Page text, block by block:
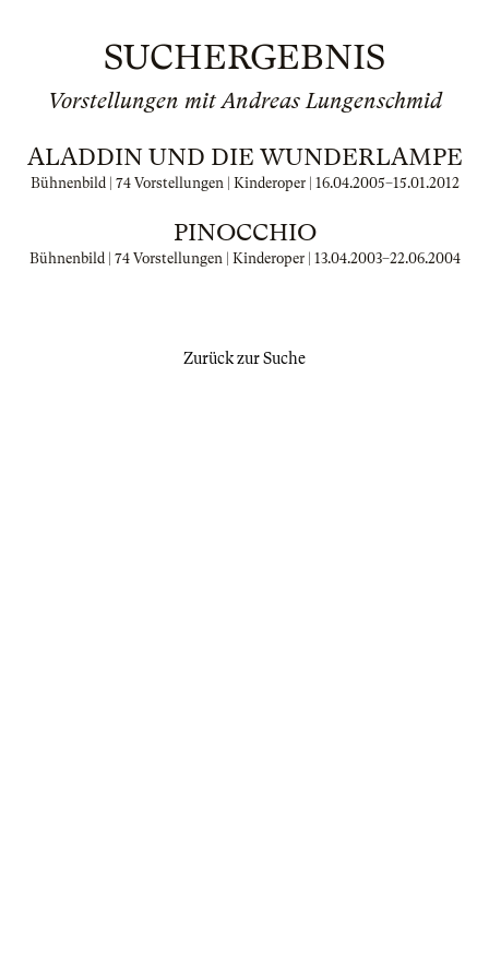
SUCHERGEBNIS
Vorstellungen mit Andreas Lungenschmid
ALADDIN UND DIE WUNDERLAMPE
Bühnenbild | 74 Vorstellungen | Kinderoper | 16.04.2005–15.01.2012
PINOCCHIO
Bühnenbild | 74 Vorstellungen | Kinderoper | 13.04.2003–22.06.2004
Zurück zur Suche